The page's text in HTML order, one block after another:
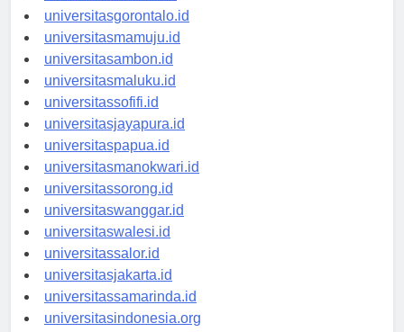
universitaskendari.id
universitasgorontalo.id
universitasmamuju.id
universitasambon.id
universitasmaluku.id
universitassofifi.id
universitasjayapura.id
universitaspapua.id
universitasmanokwari.id
universitassorong.id
universitaswanggar.id
universitaswalesi.id
universitassalor.id
universitasjakarta.id
universitassamarinda.id